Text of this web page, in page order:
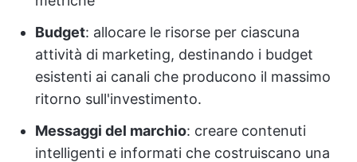
Budget: allocare le risorse per ciascuna
attività di marketing, destinando i budget
esistenti ai canali che producono il massimo
ritorno sull'investimento.
Messaggi del marchio: creare contenuti
intelligenti e informati che costruiscano una